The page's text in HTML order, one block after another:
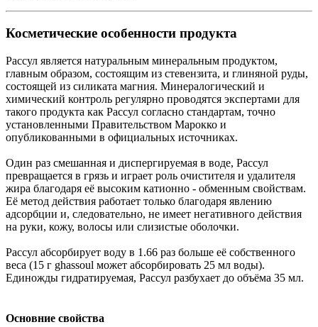
Косметические особенности продукта
Рассул является натуральным минеральным продуктом,
главным образом, состоящим из стевензита, и глиняной руды,
состоящей из силиката магния. Минералогический и
химический контроль регулярно проводятся экспертами для
такого продукта как Рассул согласно стандартам, точно
установленными Правительством Марокко и
опубликованными в официальных источниках.
Один раз смешанная и диспергируемая в воде, Рассул
превращается в грязь и играет роль очистителя и удалителя
жира благодаря её высоким катионно - обменным свойствам.
Её метод действия работает только благодаря явлению
адсорбции и, следовательно, не имеет негативного действия
на руки, кожу, волосы или слизистые оболочки.
Рассул абсорбирует воду в 1.66 раз больше её собственного
веса (15 г ghassoul может абсорбировать 25 мл воды).
Единожды гидратируемая, Рассул разбухает до объёма 35 мл.
Основние свойства